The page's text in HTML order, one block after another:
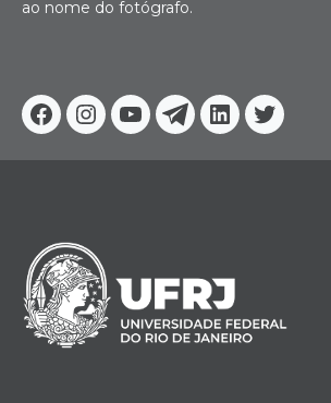
Facebook
Instagram
YoutubeTelegram
Linkedin
Twitter
ao nome do fotógrafo.